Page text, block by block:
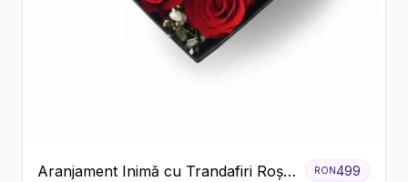
Aranjament Inimă cu Trandafiri Roșii
RON499